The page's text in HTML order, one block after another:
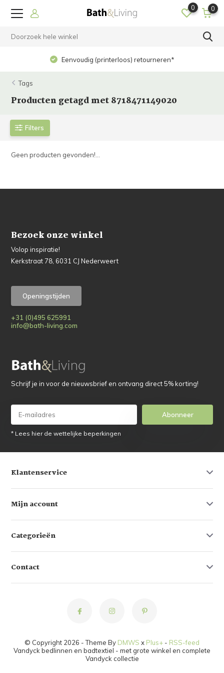
0 0
Eenvoudig (printerloos) retourneren*
Tags
Producten getagd met 8718471149020
Filters
Geen producten gevonden!...
Bezoek onze winkel
Volop inspiratie!
Kerkstraat 78, 6031 CJ Nederweert
Openingstijden
+31 (0)495 625991
info@bath-living.com
Schrijf je in voor de nieuwsbrief en ontvang direct 5% korting!
Abonneer
* Lees hier de wettelijke beperkingen
Klantenservice
Mijn account
Categorieën
Contact
© Copyright 2026 - Theme By DMWS x Plus+ - RSS-feed
Vandyck bedlinnen en badtextiel - met grote winkel en complete
Vandyck collectie